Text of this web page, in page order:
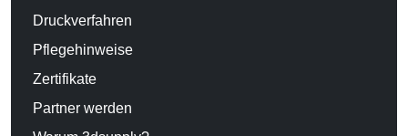
Druckverfahren
Pflegehinweise
Zertifikate
Partner werden